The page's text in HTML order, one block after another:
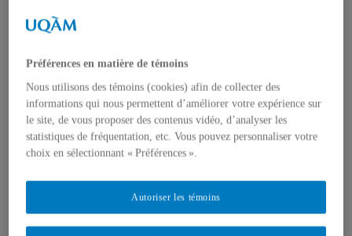
Conflits multidimensionnels
Publications
États-Unis
Géopolitique
Moyen-Orient et Afrique du Nord
Conflits multidimensionnels
Formation
Conférences personnalisées
Évènements à venir
Évènement passé
Préférences en matière de témoins
Nous utilisons des témoins (cookies) afin de collecter des
informations qui nous permettent d’améliorer votre expérience sur
le site, de vous proposer des contenus vidéo, d’analyser les
statistiques de fréquentation, etc. Vous pouvez personnaliser votre
choix en sélectionnant « Préférences ».
Autoriser les témoins